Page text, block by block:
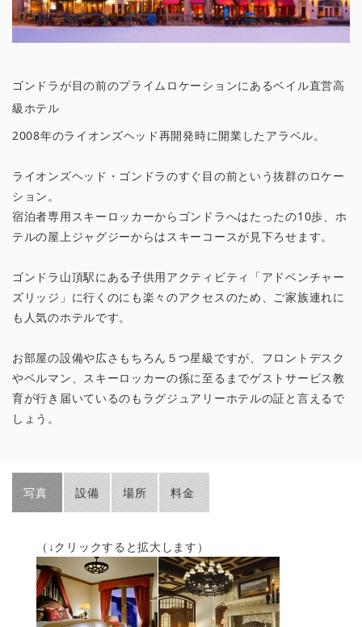
ゴンドラが目の前のプライムロケーションにあるベイル直営高
級ホテル
2008年のライオンズヘッド再開発時に開業したアラベル。
ライオンズヘッド・ゴンドラのすぐ目の前という抜群のロケー
ション。
宿泊者専用スキーロッカーからゴンドラへはたったの10歩、ホ
テルの屋上ジャグジーからはスキーコースが見下ろせます。
ゴンドラ山頂駅にある子供用アクティビティ「アドベンチャー
ズリッジ」に行くのにも楽々のアクセスのため、ご家族連れに
も人気のホテルです。
お部屋の設備や広さもちろん５つ星級ですが、フロントデスク
やベルマン、スキーロッカーの係に至るまでゲストサービス教
育が行き届いているのもラグジュアリーホテルの証と言えるで
しょう。
写真 設備 場所 料金
（↓クリックすると拡大します）